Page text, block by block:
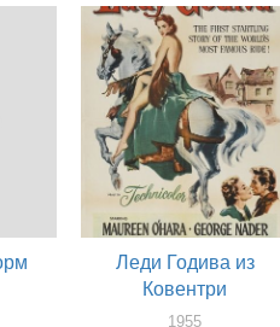
Леди Годива из
Ковентри
1955